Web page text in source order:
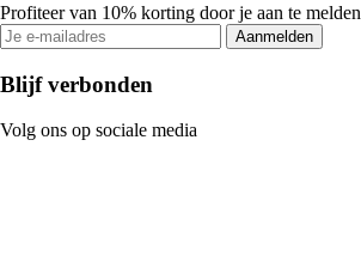
Profiteer van 10% korting door je aan te
Aanmelden
Blijf verbonden
Volg ons op sociale media